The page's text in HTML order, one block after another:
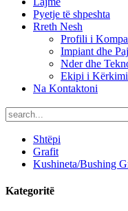
Pyetje të shpeshta
Rreth Nesh
Profili i
Impiant dhe
Nder dhe
Ekipi i
Na Kontaktoni
Shtëpi
Grafit
Kushineta/Bushing
Kategoritë